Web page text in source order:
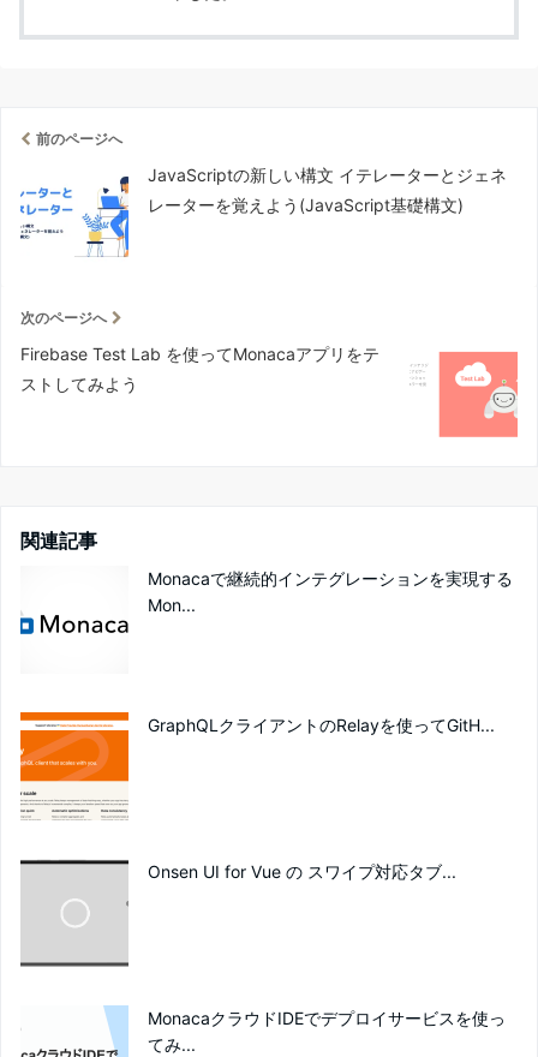
前のページへ
JavaScriptの新しい構文 イテレーターとジェネ
レーターを覚えよう(JavaScript基礎構文)
次のページへ
Firebase Test Lab を使ってMonacaアプリをテ
ストしてみよう
関連記事
Monacaで継続的インテグレーションを実現する
Mon...
GraphQLクライアントのRelayを使ってGitH...
Onsen UI for Vue の スワイプ対応タブ...
MonacaクラウドIDEでデプロイサービスを使っ
てみ...